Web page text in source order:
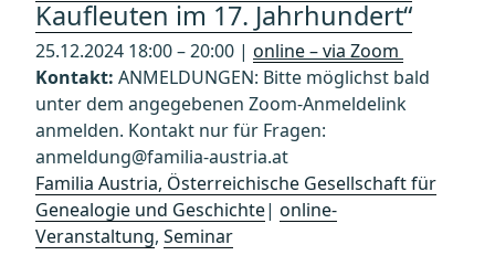
Kaufleuten im 17. Jahrhundert“
25.12.2024 18:00 – 20:00 | online – via Zoom
Kontakt: ANMELDUNGEN: Bitte möglichst bald
unter dem angegebenen Zoom-Anmeldelink
anmelden. Kontakt nur für Fragen:
anmeldung@familia-austria.at
Familia Austria, Österreichische Gesellschaft für
Genealogie und Geschichte| online-
Veranstaltung, Seminar